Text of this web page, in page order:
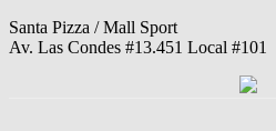
Santa Pizza / Mall Sport
Av. Las Condes #13.451 Local #101